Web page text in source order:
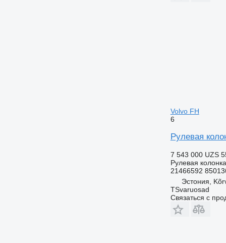
Volvo FH
6
Рулевая
7 543 000 UZS
Рулевая колонка
21466592
Эстония,
TSvaruosad
Связаться с